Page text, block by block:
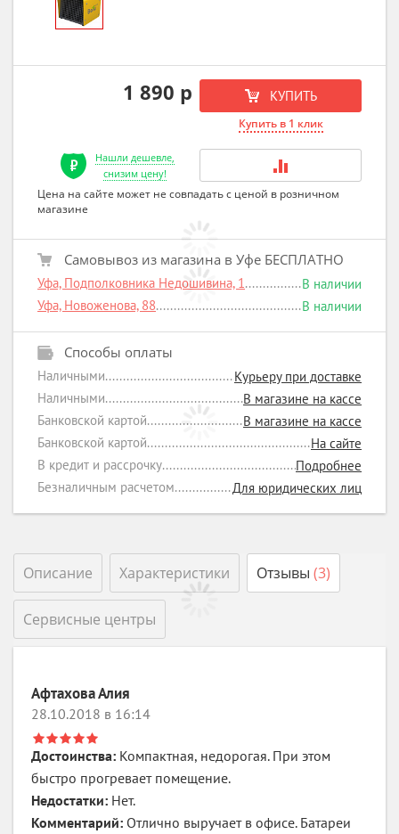
1 890 р КУПИТЬ
Купить в 1 клик
Нашли дешевле,
снизим цену!
Цена на сайте может не совпадать с ценой в розничном
магазине
Самовывоз из магазина в Уфе БЕСПЛАТНО
Уфа, Подполковника Недошивина, 1
В наличии
Уфа, Новоженова, 88
В наличии
Способы оплаты
Наличными
Курьеру при доставке
Наличными
В магазине на кассе
Банковской картой
В магазине на кассе
Банковской картой
На сайте
В кредит и рассрочку
Подробнее
Безналичным расчетом
Для юридических лиц
Описание Характеристики Отзывы (3)
Сервисные центры
Афтахова Алия
28.10.2018 в 16:14
Достоинства: Компактная, недорогая. При этом
быстро прогревает помещение.
Недостатки: Нет.
Комментарий: Отлично выручает в офисе. Батареи